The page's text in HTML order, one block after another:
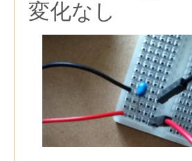
変化なし